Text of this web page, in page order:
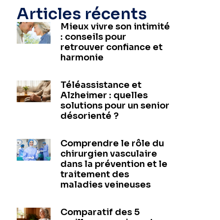
Articles récents
Mieux vivre son intimité
: conseils pour
retrouver confiance et
harmonie
Téléassistance et
Alzheimer : quelles
solutions pour un senior
désorienté ?
Comprendre le rôle du
chirurgien vasculaire
dans la prévention et le
traitement des
maladies veineuses
Comparatif des 5